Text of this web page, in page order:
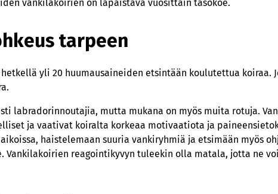
vankilakoirien on läpäistävä vuosittain tasokoe.
tarpeen
yli 20 huumausaineiden etsintään koulutettua koiraa.
labradorinnoutajia, mutta mukana on myös muita rotuja.
ja vaativat koiralta korkeaa motivaatiota ja
haistelemaan suuria vankiryhmiä ja etsimään myös
Vankilakoirien reagointikyvyn tuleekin olla matala, jotta ne